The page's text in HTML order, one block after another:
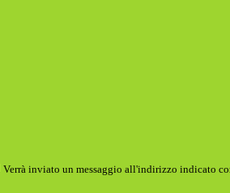
Verrà inviato un messaggio all'indirizzo indicato